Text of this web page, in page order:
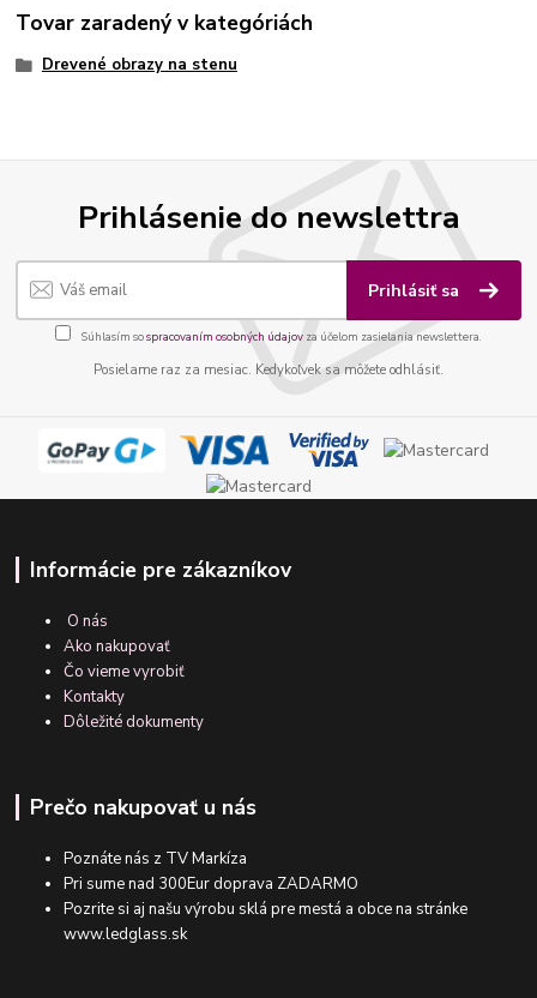
Tovar zaradený v kategóriách
Drevené obrazy na stenu
Prihlásenie do newslettra
Prihlásiť sa
Súhlasím sospracovaním osobných údajov za účelom zasielania newslettera.
Posielame raz za mesiac. Kedykoľvek sa môžete odhlásiť.
Informácie pre zákazníkov
O nás
Ako nakupovať
Čo vieme vyrobiť
Kontakty
Dôležité dokumenty
Prečo nakupovať u nás
Poznáte nás z TV Markíza
Pri sume nad 300Eur doprava ZADARMO
Pozrite si aj našu výrobu sklá pre mestá a obce na stránke
www.ledglass.sk